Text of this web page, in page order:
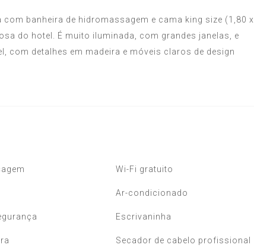
banheira de hidromassagem e cama king size (1,80 x
do hotel. É muito iluminada, com grandes janelas, e
detalhes em madeira e móveis claros de design
Wi-Fi gratuito
Ar-condicionado
Escrivaninha
Secador de cabelo profissional